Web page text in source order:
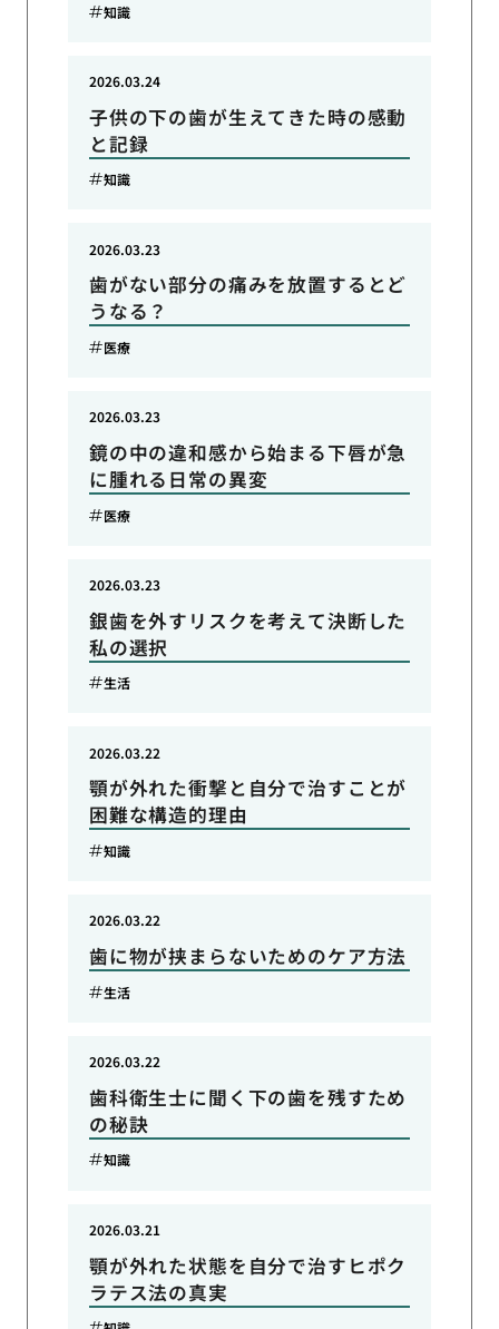
知識
子供の下の歯が生えてきた時の感動
と記録
2026.03.24
知識
歯がない部分の痛みを放置するとど
うなる？
2026.03.23
医療
鏡の中の違和感から始まる下唇が急
に腫れる日常の異変
2026.03.23
医療
銀歯を外すリスクを考えて決断した
私の選択
2026.03.23
生活
顎が外れた衝撃と自分で治すことが
困難な構造的理由
2026.03.22
知識
歯に物が挟まらないためのケア方法
2026.03.22
生活
歯科衛生士に聞く下の歯を残すため
の秘訣
2026.03.22
知識
顎が外れた状態を自分で治すヒポク
ラテス法の真実
2026.03.21